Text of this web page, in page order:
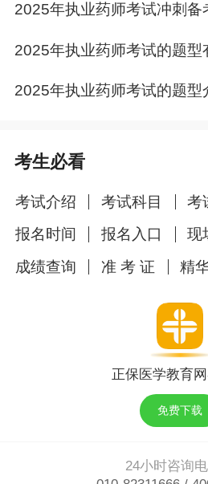
2025年执业药师考试冲刺备
2025年执业药师考试的题型
​2025年执业药师考试的题型
考生必看
考试介绍 考试科目 考
报名时间
报名入口 现
成绩查询
准 考 证 精
正保医学教育
免费下载
24小时咨询电